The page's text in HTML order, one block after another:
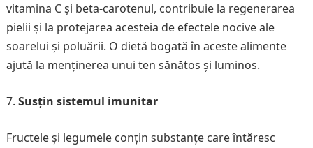
vitamina C și beta-carotenul, contribuie la regenerarea
pielii și la protejarea acesteia de efectele nocive ale
soarelui și poluării. O dietă bogată în aceste alimente
ajută la menținerea unui ten sănătos și luminos.
Susțin sistemul imunitar
Fructele și legumele conțin substanțe care întăresc